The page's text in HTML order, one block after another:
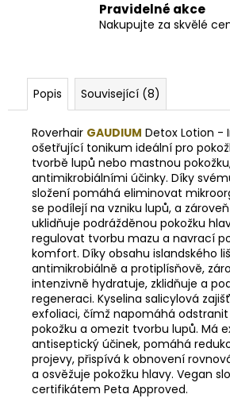
Pravidelné akce
Nakupujte za skvělé
Popis Související (8)
Roverhair GAUDIUM Detox Lotion -
ošetřující tonikum ideální pro
tvorbě lupů nebo mastnou
antimikrobiálními účinky. Díky
složení pomáhá eliminovat
se podílejí na vzniku lupů, a
uklidňuje podrážděnou pokožku
regulovat tvorbu mazu a navrací
komfort. Díky obsahu islandského
antimikrobiálně a protiplísňově,
intenzivně hydratuje, zklidňuje a
regeneraci. Kyselina salicylová
exfoliaci, čímž napomáhá
pokožku a omezit tvorbu lupů. Má
antiseptický účinek, pomáhá
projevy, přispívá k obnovení
a osvěžuje pokožku hlavy. Vegan
certifikátem Peta Approved.